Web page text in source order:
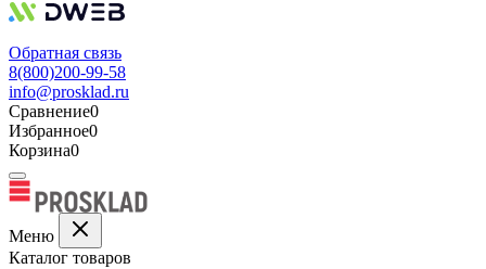
Обратная связь
8(800)200-99-58
info@prosklad.ru
Сравнение0
Избранное0
Корзина0
Меню
Каталог товаров